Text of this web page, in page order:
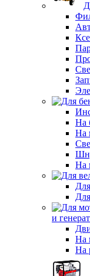
На
На
На
и
На
На